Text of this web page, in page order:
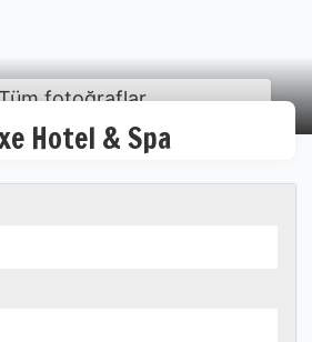
fotoğraflar
Hotel & Spa